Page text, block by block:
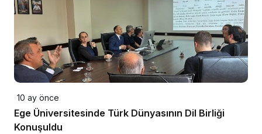
10 ay önce
Ege Üniversitesinde Türk Dünyasının Dil Birliği
Konuşuldu